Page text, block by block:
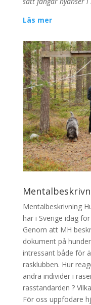
Läs mer
Mentalbeskrivning
har i Sverige idag
Genom att MH
dokument på
intressant både för
rasklubben. Hur
andra individer i
rasstandarden ?
För oss uppfödare